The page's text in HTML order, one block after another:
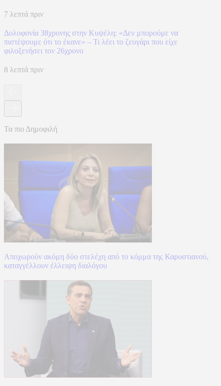
7 λεπτά πριν
Δολοφονία 38χρονης στην Κυψέλη: «Δεν μπορούμε να
πιστέψουμε ότι το έκανε» – Τι λέει το ζευγάρι που είχε
φιλοξενήσει τον 26χρονο
8 λεπτά πριν
Τα πιο Δημοφιλή
Αποχωρούν ακόμη δύο στελέχη από το κόμμα της Καρυστιανού,
καταγγέλλουν έλλειψη διαλόγου